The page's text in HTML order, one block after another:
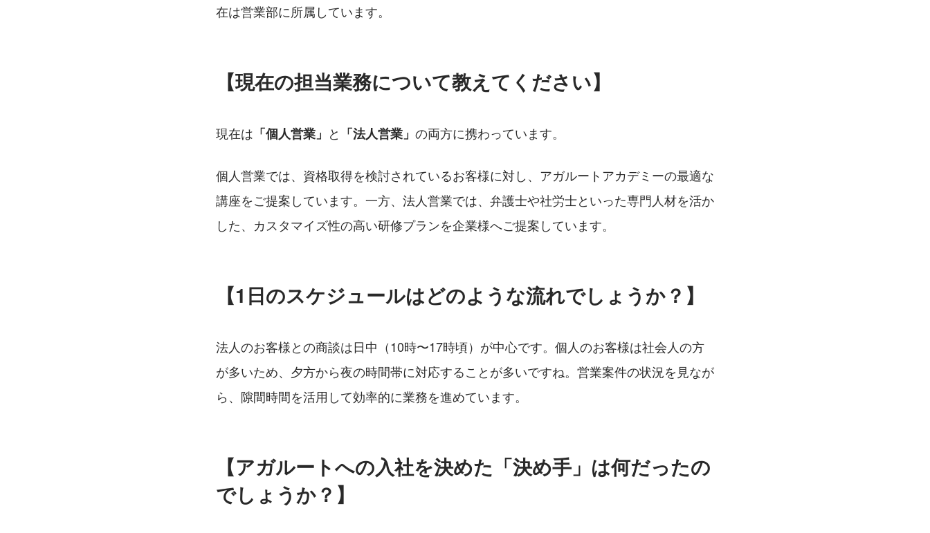
在は営業部に所属しています。
【現在の担当業務について教えてください】
現在は 「個人営業」 と 「法人営業」 の両方に携わっています。
個人営業では、資格取得を検討されているお客様に対し、アガルートアカデミーの最適な
講座をご提案しています。一方、法人営業では、弁護士や社労士といった専門人材を活か
した、カスタマイズ性の高い研修プランを企業様へご提案しています。
【1日のスケジュールはどのような流れでしょうか？】
法人のお客様との商談は日中（10時〜17時頃）が中心です。個人のお客様は社会人の方
が多いため、夕方から夜の時間帯に対応することが多いですね。営業案件の状況を見なが
ら、隙間時間を活用して効率的に業務を進めています。
【アガルートへの入社を決めた「決め手」は何だったの
でしょうか？】